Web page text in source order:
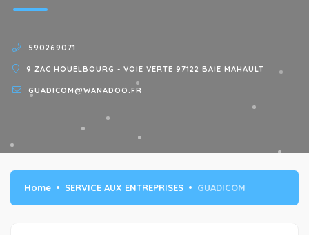
590269071
9 ZAC HOUELBOURG - VOIE VERTE 97122 BAIE MAHAULT
GUADICOM@WANADOO.FR
Home SERVICE AUX ENTREPRISES GUADICOM